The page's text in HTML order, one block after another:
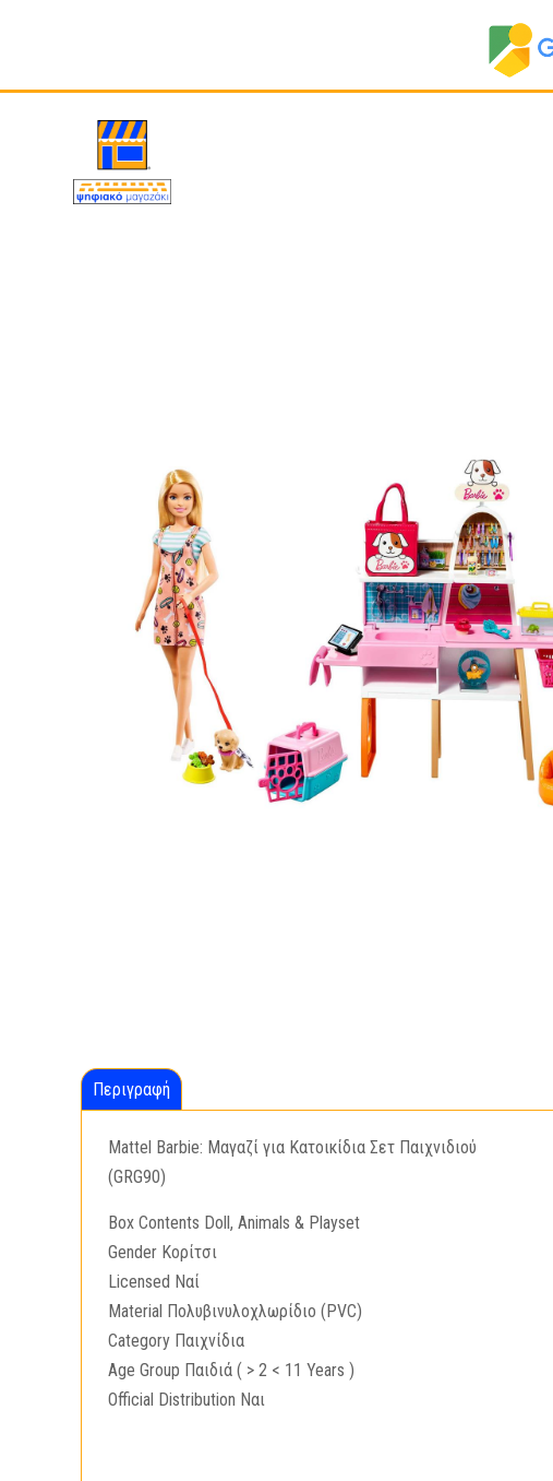
Περιγραφή
Mattel Barbie: Μαγαζί για Κατοικίδια Σετ Παιχνιδιού
(GRG90)
Box Contents Doll, Animals & Playset
Gender Κορίτσι
Licensed Ναί
Material Πολυβινυλοχλωρίδιο (PVC)
Category Παιχνίδια
Age Group Παιδιά ( > 2 < 11 Years )
Official Distribution Ναι